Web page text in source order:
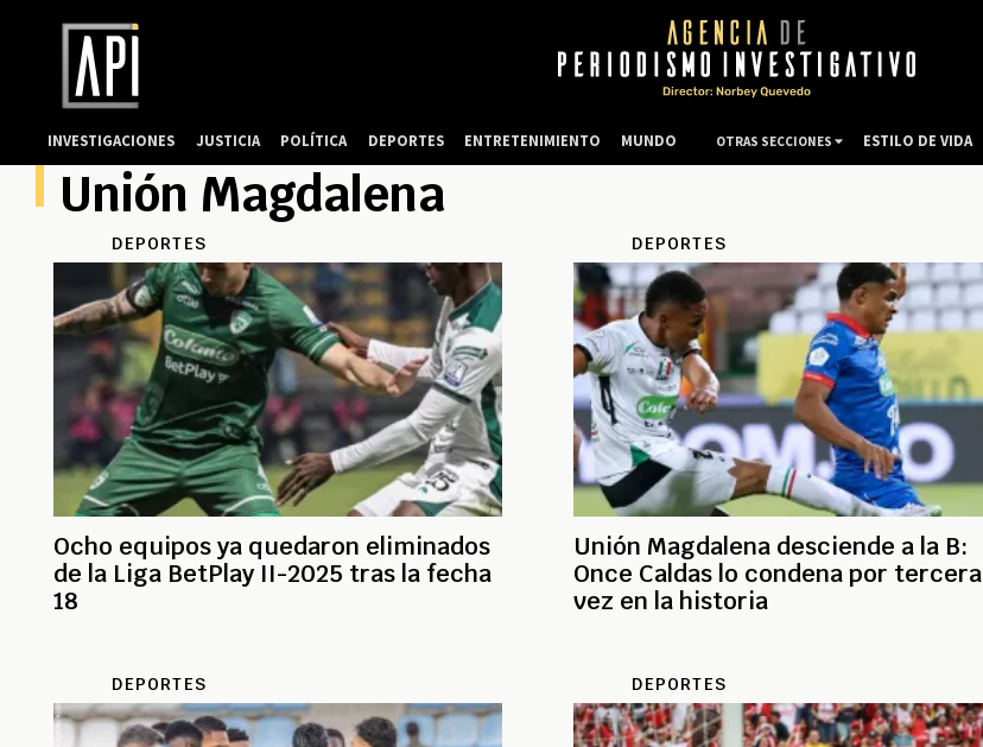
Unión Magdalena
DEPORTES
Ocho equipos ya quedaron eliminados
de la Liga BetPlay II-2025 tras la fecha
18
DEPORTES
Unión Magdalena desciende a la B:
Once Caldas lo condena por tercera
vez en la historia
DEPORTES DEPORTES
INVESTIGACIONES JUSTICIA POLÍTICA DEPORTES ENTRETENIMIENTO MUNDO OTRAS SECCIONES ESTILO DE VIDA